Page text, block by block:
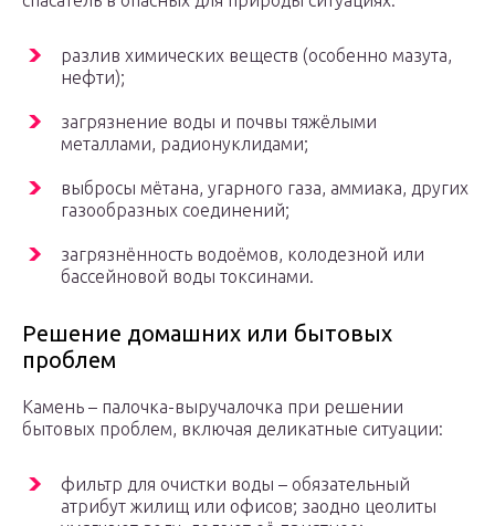
разлив химических веществ (особенно мазута,
нефти);
загрязнение воды и почвы тяжёлыми
металлами, радионуклидами;
выбросы мётана, угарного газа, аммиака, других
газообразных соединений;
загрязнённость водоёмов, колодезной или
бассейновой воды токсинами.
Решение домашних или бытовых
проблем
Камень – палочка-выручалочка при решении
бытовых проблем, включая деликатные ситуации:
фильтр для очистки воды – обязательный
атрибут жилищ или офисов; заодно цеолиты